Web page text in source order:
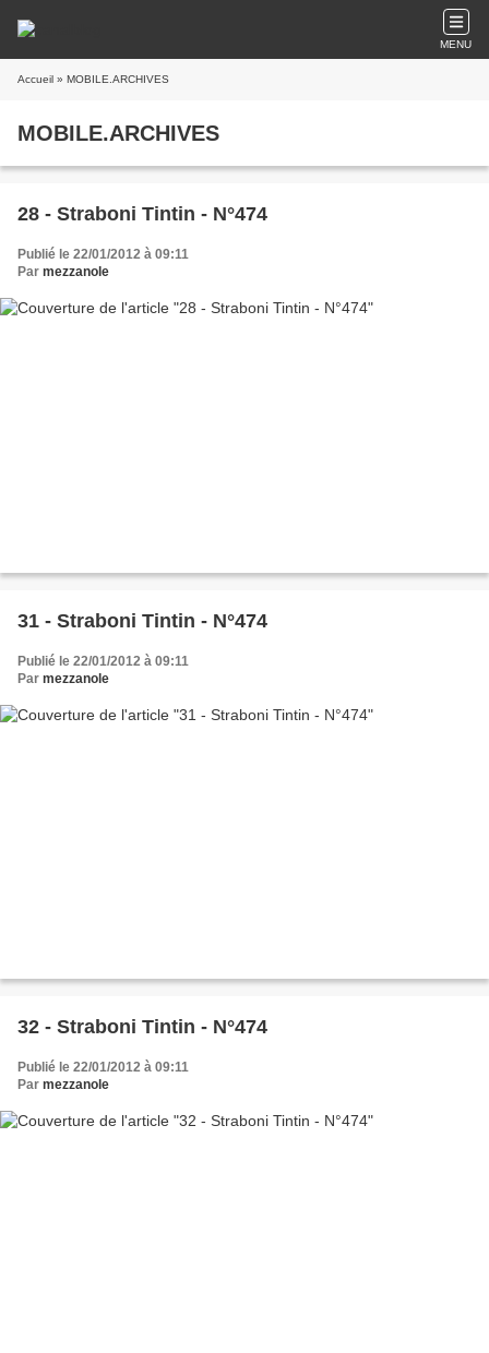
MENU
Accueil » MOBILE.ARCHIVES
MOBILE.ARCHIVES
28 - Straboni Tintin - N°474
Publié le 22/01/2012 à 09:11
Par mezzanole
31 - Straboni Tintin - N°474
Publié le 22/01/2012 à 09:11
Par mezzanole
32 - Straboni Tintin - N°474
Publié le 22/01/2012 à 09:11
Par mezzanole